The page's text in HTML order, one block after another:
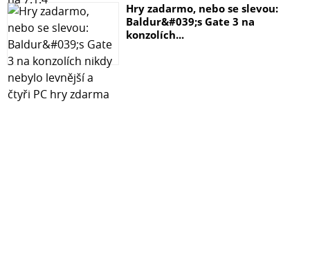
Hry zadarmo, nebo se slevou:
Baldur&#039;s Gate 3 na
konzolích...